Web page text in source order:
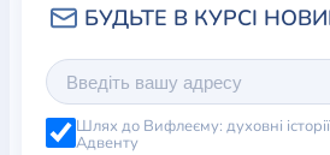
Шлях до Вифлеєму: духовні
Адвенту